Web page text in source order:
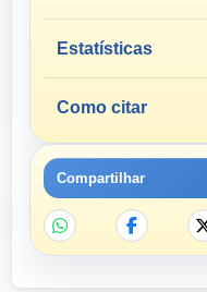
Estatísticas
Como citar
Compartilhar